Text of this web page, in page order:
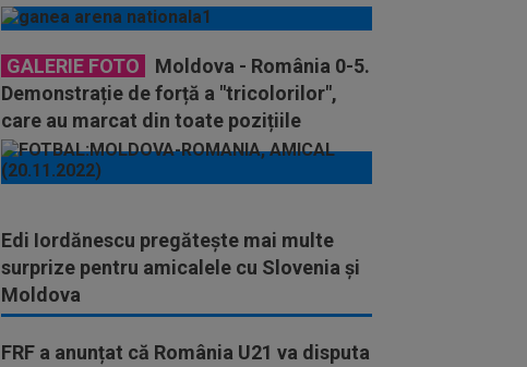
GALERIE FOTO
Moldova - România 0-5.
Demonstrație de forță a "tricolorilor",
care au marcat din toate pozițiile
Edi Iordănescu pregătește mai multe
surprize pentru amicalele cu Slovenia și
Moldova
FRF a anunțat că România U21 va disputa